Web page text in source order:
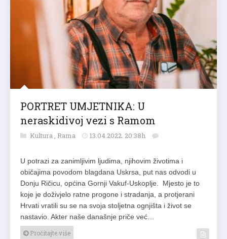
PORTRET UMJETNIKA: U
neraskidivoj vezi s Ramom
Kultura , Rama 13.04.2022. 20:38h
U potrazi za zanimljivim ljudima, njihovim životima i
običajima povodom blagdana Uskrsa, put nas odvodi u
Donju Ričicu, općina Gornji Vakuf-Uskoplje. Mjesto je to
koje je doživjelo ratne progone i stradanja, a protjerani
Hrvati vratili su se na svoja stoljetna ognjišta i život se
nastavio. Akter naše današnje priče već…
Pročitajte više